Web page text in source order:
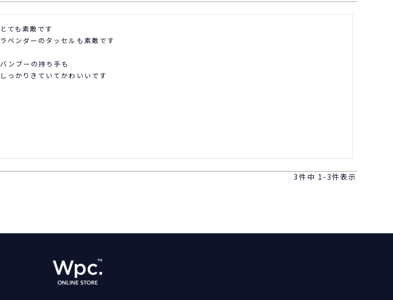
とても素敵です
ラベンダーのタッセルも素敵です
バンブーの持ち手も
しっかりきていてかわいいです
3 件中 1 -3件表示